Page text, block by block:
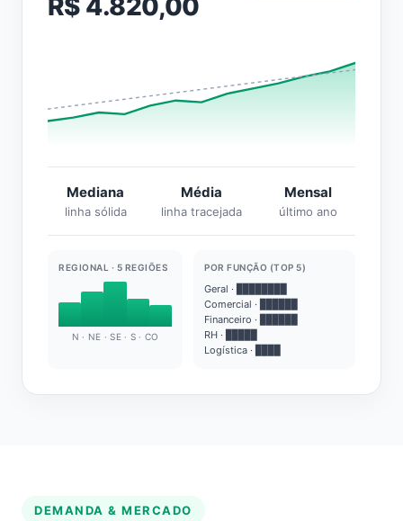
R$ 4.820,00
Mediana
linha sólida
Média
linha tracejada
Mensal
último ano
REGIONAL · 5 REGIÕES
N · NE · SE · S · CO
POR FUNÇÃO (TOP 5)
Geral · ████████
Comercial · ██████
Financeiro · ██████
RH · █████
Logística · ████
DEMANDA & MERCADO